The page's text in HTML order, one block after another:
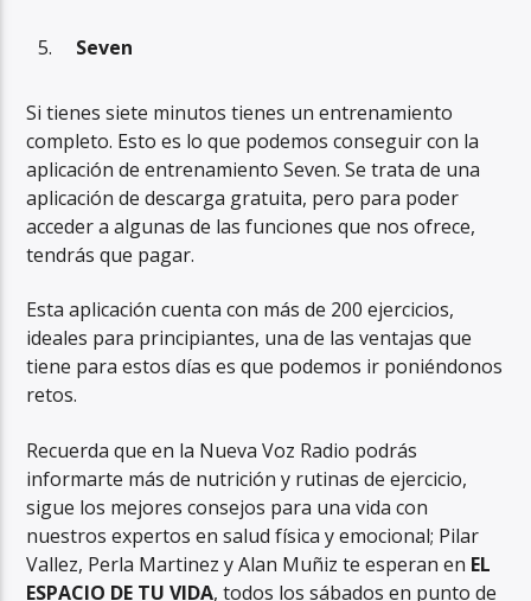
Seven
Si tienes siete minutos tienes un entrenamiento
completo. Esto es lo que podemos conseguir con la
aplicación de entrenamiento Seven. Se trata de una
aplicación de descarga gratuita, pero para poder
acceder a algunas de las funciones que nos ofrece,
tendrás que pagar.
Esta aplicación cuenta con más de 200 ejercicios,
ideales para principiantes, una de las ventajas que
tiene para estos días es que podemos ir poniéndonos
retos.
Recuerda que en la Nueva Voz Radio podrás
informarte más de nutrición y rutinas de ejercicio,
sigue los mejores consejos para una vida con
nuestros expertos en salud física y emocional; Pilar
Vallez, Perla Martinez y Alan Muñiz te esperan en EL
ESPACIO DE TU VIDA, todos los sábados en punto de